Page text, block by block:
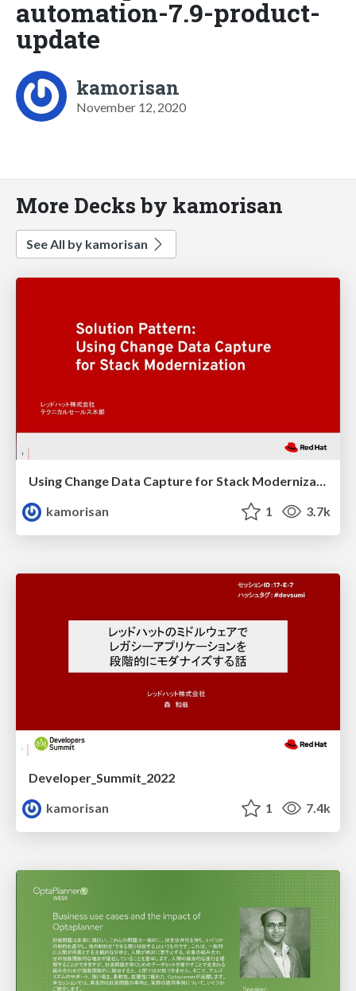
automation-7.9-product-
update
kamorisan
November 12, 2020
More Decks by kamorisan
See All by kamorisan
Using Change Data Capture for Stack Modernization
kamorisan
1 3.7k
Developer_Summit_2022
kamorisan
1 7.4k